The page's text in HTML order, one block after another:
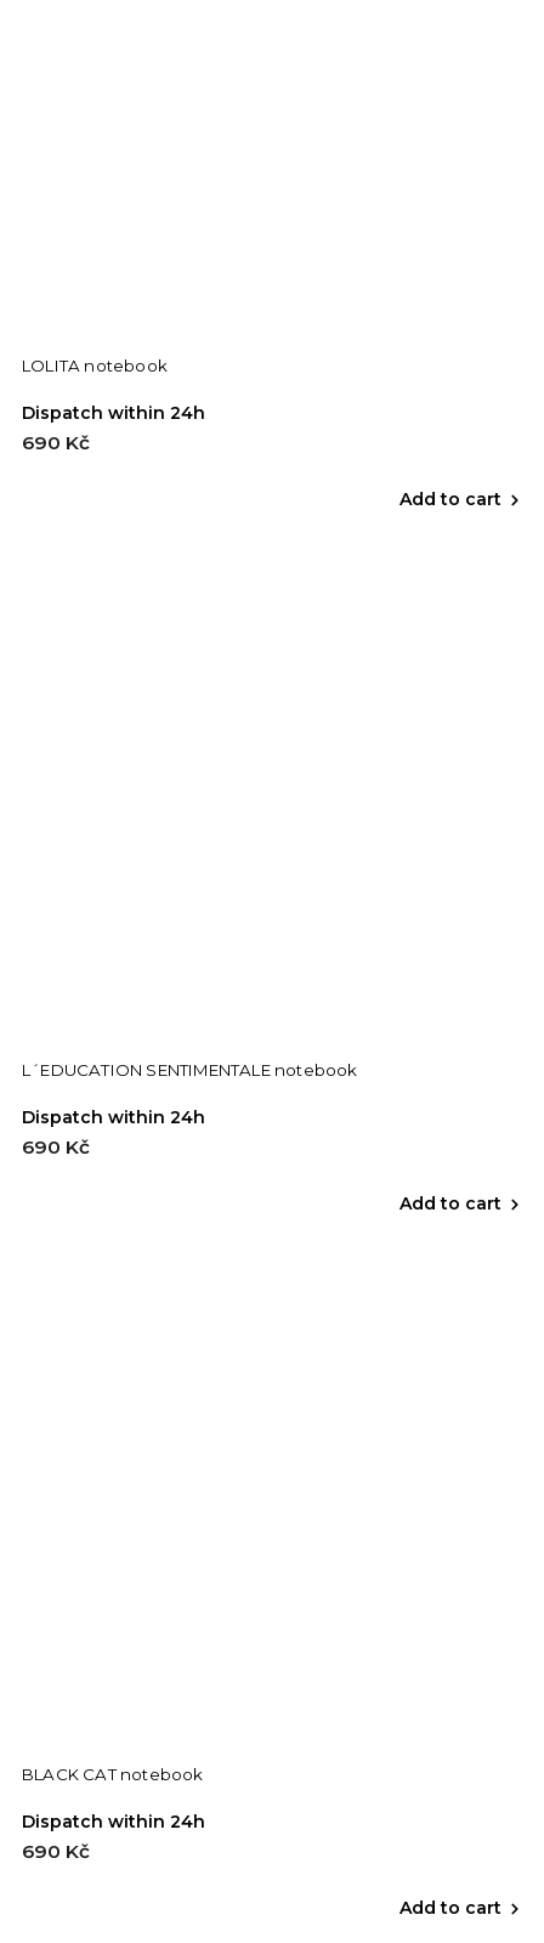
LOLITA notebook
Dispatch within 24h
690 Kč
Add to cart
L´EDUCATION SENTIMENTALE notebook
Dispatch within 24h
690 Kč
Add to cart
BLACK CAT notebook
Dispatch within 24h
690 Kč
Add to cart